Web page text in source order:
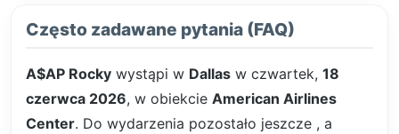
Często zadawane pytania (FAQ)
A$AP Rocky wystąpi w Dallas w czwartek, 18
czerwca 2026, w obiekcie American Airlines
Center. Do wydarzenia pozostało jeszcze , a